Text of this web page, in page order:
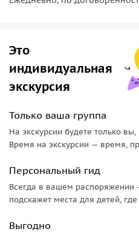
• Пожалуйста, надевайте
мы просим вас внести
Спутник-8.
Это
индивидуальная
экскурсия
Только ваша группа
На экскурсии будете только
Время на экскурсии — время,
Персональный гид
Всегда в вашем распоряжении
подскажет места для детей, где
Выгодно